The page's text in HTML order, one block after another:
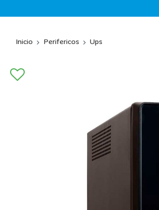
Inicio Perifericos Ups